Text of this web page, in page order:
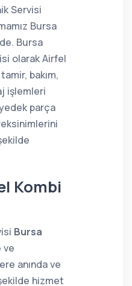
Servisi
Bursa
Bursa
olarak Airfel
bakım,
işlemleri
parça
Kombi
Bursa
ve
anında ve
hizmet